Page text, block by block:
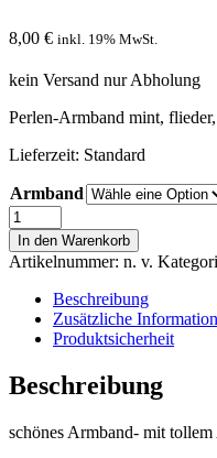
8,00 € inkl. 19% MwSt.
kein Versand nur Abholung
Perlen-Armband mint,
Lieferzeit: Standard
Armband
Perlen-
Armband
mint,
flieder,
greige
Smiley
Menge
In den Warenkorb
Artikelnummer: n. v.
Beschreibung
Zusätzliche
Produktsicherheit
Beschreibung
schönes Armband- mit